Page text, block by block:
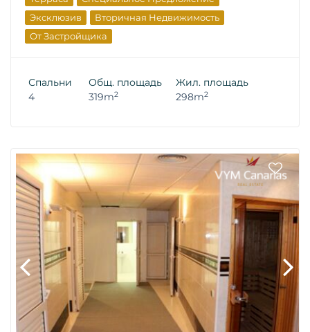
Эксклюзив
Вторичная Недвижимость
От Застройщика
Спальни
4
Общ. площадь
319m2
Жил. площадь
298m2